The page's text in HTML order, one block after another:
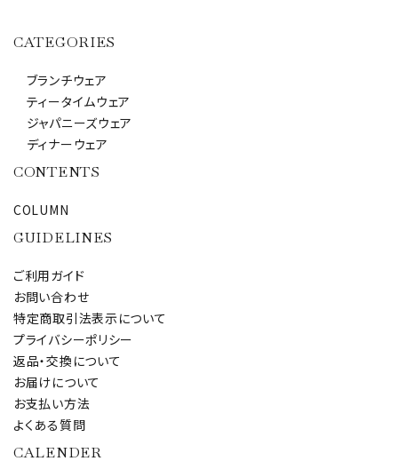
キーワード
カテゴリー
CATEGORIES
ブランチウェア
ティータイムウェア
ジャパニーズウェア
ディナーウェア
CONTENTS
COLUMN
GUIDELINES
ご利用ガイド
お問い合わせ
特定商取引法表示について
プライバシーポリシー
返品・交換について
お届けについて
お支払い方法
よくある質問
CALENDER